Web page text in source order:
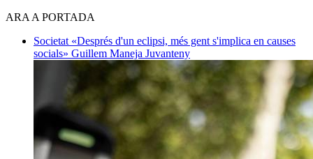
ARA A PORTADA
Societat «Després d'un eclipsi, més gent s'implica en causes
socials» Guillem Maneja Juvanteny